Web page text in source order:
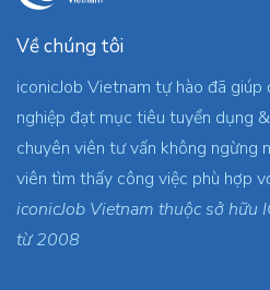
Về chúng tôi
iconicJob Vietnam tự hào đã giúp
nghiệp đạt mục tiêu tuyển dụng
chuyên viên tư vấn không ngừng
viên tìm thấy công việc phù hợp
iconicJob Vietnam thuộc sở hữu
từ 2008